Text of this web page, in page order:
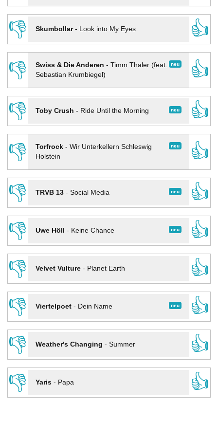
👎
Skumbollar- Look into My Eyes
👍
👎
neu
Swiss & Die Anderen - Timm Thaler (feat.
Sebastian Krumbiegel)
👍
👎
neu
Toby Crush - Ride Until the Morning
👍
👎
neu
Torfrock- Wir Unterkellern Schleswig
Holstein
👍
👎
neu
TRVB 13- Social Media
👍
👎
neu
Uwe Höll - Keine Chance
👍
👎
Velvet Vulture- Planet Earth
👍
👎
neu
Viertelpoet- Dein Name
👍
👎
Weather's Changing - Summer
👍
👎
Yaris- Papa 👍